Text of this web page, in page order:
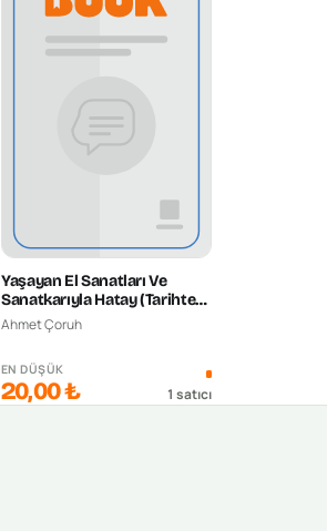
Yaşayan El Sanatları Ve
Sanatkarıyla Hatay (Tarihten
Günümüze)
Ahmet Çoruh
EN DÜŞÜK
20,00 ₺ 1 satıcı